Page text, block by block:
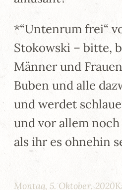
*“Untenrum frei“
Stokowski – bitte,
Männer und
Buben und alle
und werdet
und vor allem
als ihr es ohnehin
Montag, 5. Oktober, 2020